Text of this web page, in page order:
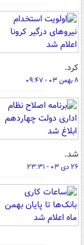
کرد.
۸ بهمن ۰۳ - ۰۹:۴۷
شد.
۲۶ دی ۰۳ - ۲۳:۳۱